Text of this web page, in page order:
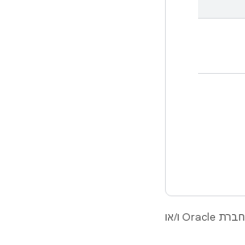
.‏ Java ו-OpenJDK הם סימנים מסחריים או סימנים מסחריים רשומים של חברת Oracle ו/או